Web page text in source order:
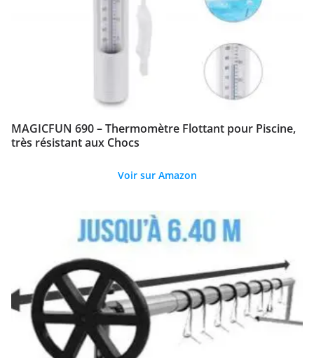
MAGICFUN 690 – Thermomètre Flottant pour Piscine,
très résistant aux Chocs
Voir sur Amazon